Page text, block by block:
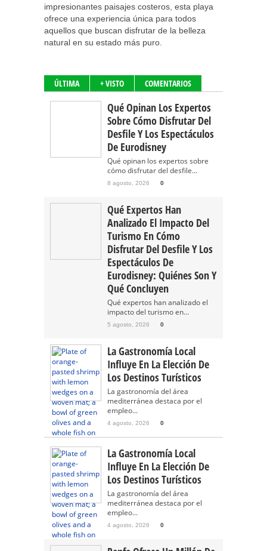
impresionantes paisajes costeros, esta playa
ofrece una experiencia única para todos
aquellos que buscan disfrutar de la belleza
natural en su estado más puro.
ÚLTIMA + VISTO COMENTARIOS
Qué Opinan Los Expertos
Sobre Cómo Disfrutar Del
Desfile Y Los Espectáculos
De Eurodisney
Qué opinan los expertos sobre
cómo disfrutar del desfile...
8 agosto, 2026 0
Qué Expertos Han
Analizado El Impacto Del
Turismo En Cómo
Disfrutar Del Desfile Y Los
Espectáculos De
Eurodisney: Quiénes Son Y
Qué Concluyen
Qué expertos han analizado el
impacto del turismo en...
5 agosto, 2026 0
La Gastronomía Local
Influye En La Elección De
Los Destinos Turísticos
La gastronomía del área
mediterránea destaca por el
empleo...
4 agosto, 2026 0
La Gastronomía Local
Influye En La Elección De
Los Destinos Turísticos
La gastronomía del área
mediterránea destaca por el
empleo...
4 agosto, 2026 0